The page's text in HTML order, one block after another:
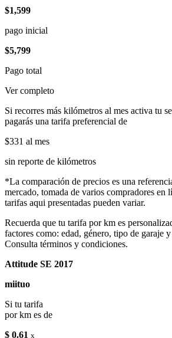
$1,599
pago inicial
$5,799
Pago total
Ver completo
Si recorres más kilómetros al mes activa tu
pagarás una tarifa preferencial de
$331 al mes
sin reporte de kilómetros
*La comparación de precios es una
mercado, tomada de varios compradores en
tarifas aqui presentadas pueden variar.
Recuerda que tu tarifa por km es
factores como: edad, género, tipo de garaje
Consulta términos y condiciones.
Attitude SE 2017
miituo
Si tu tarifa
por km es de
$ 0.61 x